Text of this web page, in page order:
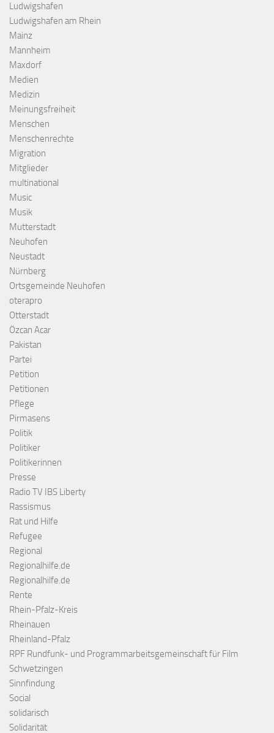
Ludwigshafen
Ludwigshafen am Rhein
Mainz
Mannheim
Maxdorf
Medien
Medizin
Meinungsfreiheit
Menschen
Menschenrechte
Migration
Mitglieder
multinational
Music
Musik
Mutterstadt
Neuhofen
Neustadt
Nürnberg
Ortsgemeinde Neuhofen
oterapro
Otterstadt
Özcan Acar
Pakistan
Partei
Petition
Petitionen
Pflege
Pirmasens
Politik
Politiker
Politikerinnen
Presse
Radio TV IBS Liberty
Rassismus
Rat und Hilfe
Refugee
Regional
Regionalhilfe.de
Regionalhilfe.de
Rente
Rhein-Pfalz-Kreis
Rheinauen
Rheinland-Pfalz
RPF Rundfunk- und Programmarbeitsgemeinschaft für Film
Schwetzingen
Sinnfindung
Social
solidarisch
Solidarität